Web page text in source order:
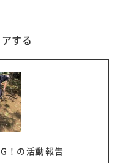
する
! の活動報告